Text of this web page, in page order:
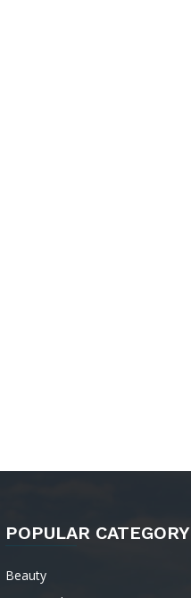
POPULAR CATEGORY
Beauty